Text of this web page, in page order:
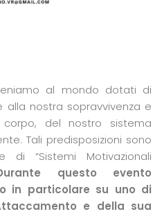
al mondo dotati di
alla nostra sopravvivenza e
del nostro sistema
Tali predisposizioni sono
“Sistemi Motivazionali
questo evento
in particolare su uno di
e della sua